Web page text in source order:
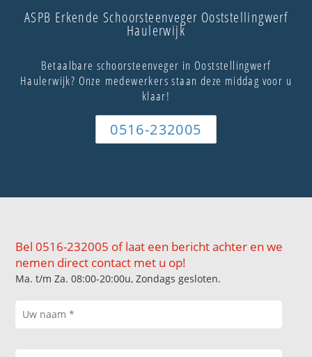
ASPB Erkende Schoorsteenveger Ooststellingwerf
Haulerwijk
Betaalbare schoorsteenveger in Ooststellingwerf
Haulerwijk? Onze medewerkers staan deze middag voor u
klaar!
0516-232005
Bel 0516-232005 of laat een bericht achter en we
nemen direct contact met u op!
Ma. t/m Za. 08:00-20:00u, Zondags gesloten.